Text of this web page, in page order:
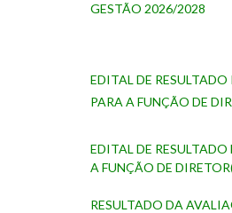
GESTÃO 2026/2028
EDITAL DE
PARA A FUNÇÃO DE
EDITAL DE
A FUNÇÃO DE
RESULTADO DA